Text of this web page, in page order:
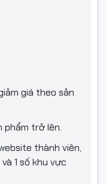
giá theo sản
phẩm trở lên.
thành viên,
1 số khu vực
thanh lạ, theo dõi
dụng IMOU Life.
tem/băng keo đến
phụ kiện/giao